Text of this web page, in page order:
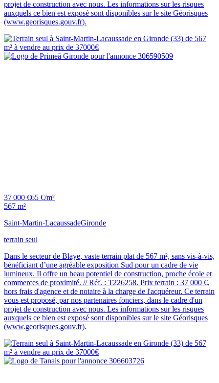
projet de construction avec nous. Les informations sur les risques
auxquels ce bien est exposé sont disponibles sur le site Géorisques
(www.georisques.gouv.fr).
37 000 €65 €/m²
567 m²
Saint-Martin-LacaussadeGironde
terrain seul
Dans le secteur de Blaye, vaste terrain plat de 567 m², sans vis-à-vis,
bénéficiant d’une agréable exposition Sud pour un cadre de vie
lumineux. Il offre un beau potentiel de construction, proche école et
commerces de proximité. // Réf. : T226258. Prix terrain : 37 000 €,
hors frais d'agence et de notaire à la charge de l'acquéreur. Ce terrain
vous est proposé, par nos partenaires fonciers, dans le cadre d'un
projet de construction avec nous. Les informations sur les risques
auxquels ce bien est exposé sont disponibles sur le site Géorisques
(www.georisques.gouv.fr).